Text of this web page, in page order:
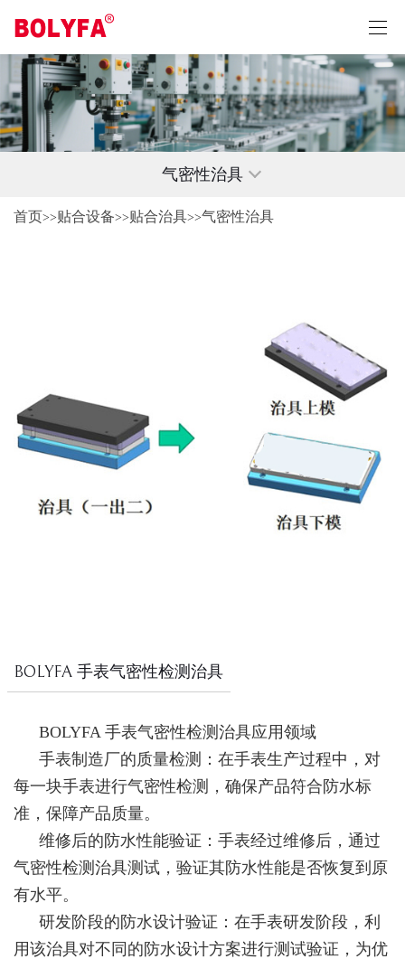
气密性治具
首页>>贴合设备>>贴合治具>>气密性治具
BOLYFA 手表气密性检测治具
BOLYFA 手表气密性检测治具应用领域
手表制造厂的质量检测：在手表生产过程中，对
每一块手表进行气密性检测，确保产品符合防水标
准，保障产品质量。
维修后的防水性能验证：手表经过维修后，通过
气密性检测治具测试，验证其防水性能是否恢复到原
有水平。
研发阶段的防水设计验证：在手表研发阶段，利
用该治具对不同的防水设计方案进行测试验证，为优